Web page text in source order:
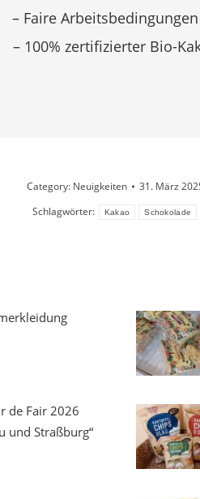
Arbeitsbedingungen
– 100% zertifizierter Bio-
Category: Neuigkeiten
31. März
Schlagwörter:
Kakao Schokolade
de Fair 2026
und Straßburg“